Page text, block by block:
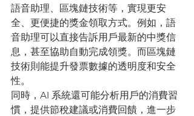
語音助理、區塊鏈技術等，實現更安
全、更便捷的獎金領取方式。例如，語
音助理可以直接告訴用戶最新的中獎信
息，甚至協助自動完成領獎。而區塊鏈
技術則能提升發票數據的透明度和安全
性。
同時，AI 系統還可能分析用戶的消費習
慣，提供節稅建議或消費回饋，進一步